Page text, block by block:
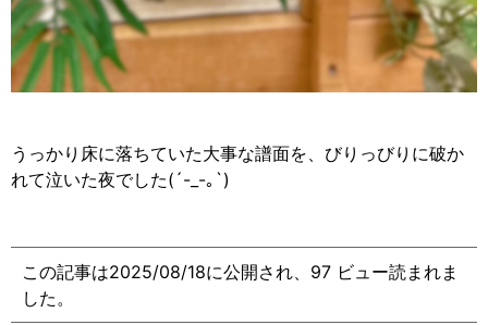
うっかり床に落ちていた大事な譜面を、びりっびりに破か
れて泣いた夜でした(´-_-｡ `)
この記事は2025/08/18に公開され、97 ビュー読まれま
した。